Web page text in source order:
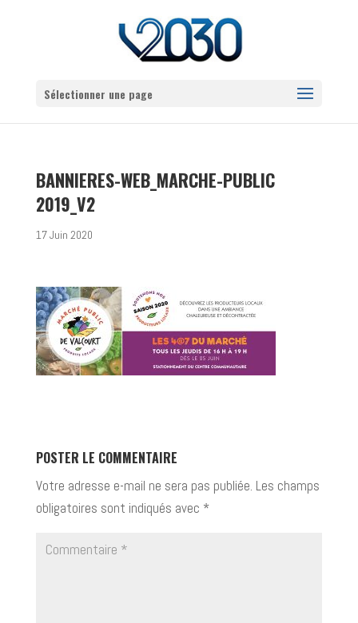
Sélectionner une page
BANNIERES-WEB_MARCHE-PUBLIC
2019_V2
17 Juin 2020
POSTER LE COMMENTAIRE
Votre adresse e-mail ne sera pas publiée. Les champs
obligatoires sont indiqués avec *